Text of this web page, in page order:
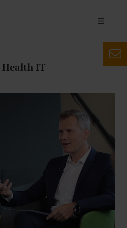
Health IT